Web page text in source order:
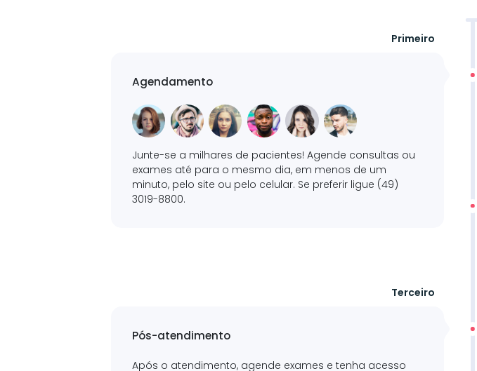
Primeiro
Agendamento
Junte-se a milhares de pacientes! Agende consultas ou
exames até para o mesmo dia, em menos de um
minuto, pelo site ou pelo celular. Se preferir ligue (49)
3019-8800.
Terceiro
Pós-atendimento
Após o atendimento, agende exames e tenha acesso